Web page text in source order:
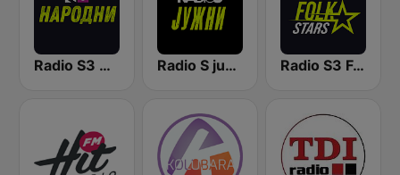
Radio S3 Narodni Radio S južni Radio S3 Folk Stars